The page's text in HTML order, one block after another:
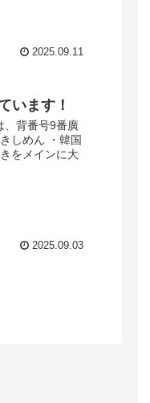
2025.09.11
います！
、背番号9番廣
しめん ・韓国
をメインに大
2025.09.03